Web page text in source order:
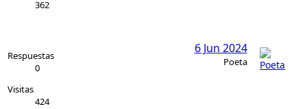
362
Respuestas
0
Visitas
424
6 Jun 2024
Poeta